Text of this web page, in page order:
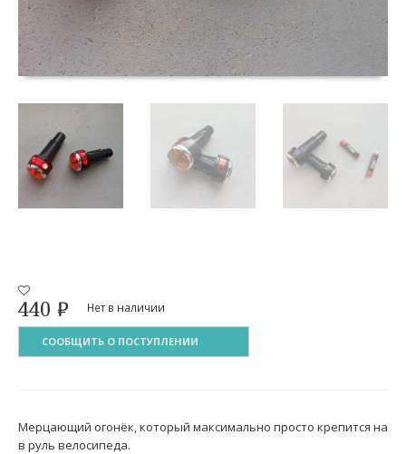
440 ₽ Нет в наличии
СООБЩИТЬ О ПОСТУПЛЕНИИ
Мерцающий огонёк, который максимально просто крепится на
в руль велосипеда.